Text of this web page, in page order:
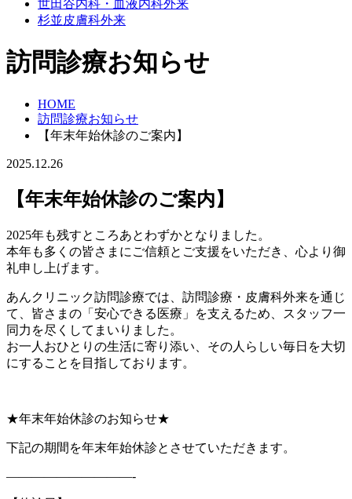
世田谷内科・血液内科外来
杉並皮膚科外来
訪問診療お知らせ
HOME
訪問診療お知らせ
【年末年始休診のご案内】
2025.12.26
【年末年始休診のご案内】
2025年も残すところあとわずかとなりました。
本年も多くの皆さまにご信頼とご支援をいただき、心より御
礼申し上げます。
あんクリニック訪問診療では、訪問診療・皮膚科外来を通じ
て、皆さまの「安心できる医療」を支えるため、スタッフ一
同力を尽くしてまいりました。
お一人おひとりの生活に寄り添い、その人らしい毎日を大切
にすることを目指しております。
★年末年始休診のお知らせ★
下記の期間を年末年始休診とさせていただきます。
——————————-